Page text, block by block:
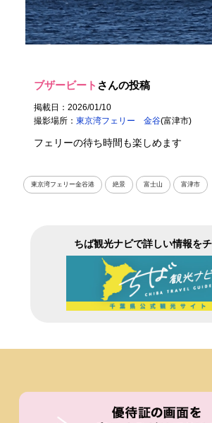
ブザービート さんの投稿
掲載日：2026/01/10
撮影場所：東京湾フェリー 金谷(富津市)
フェリーの待ち時間も楽しめます
東京湾フェリー金谷港 絶景 富士山 富津市
ちば観光ナビで詳しい情報を